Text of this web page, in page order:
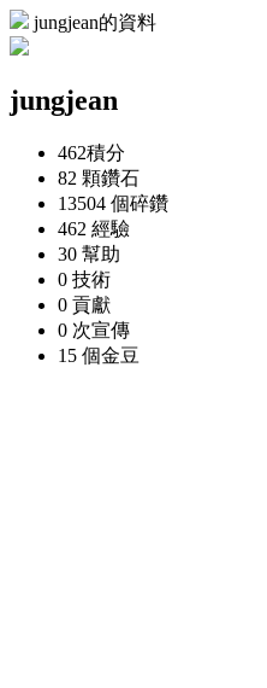
jungjean的資料
jungjean
462積分
82 顆鑽石
13504 個碎鑽
462 經驗
30 幫助
0 技術
0 貢獻
0 次宣傳
15 個金豆